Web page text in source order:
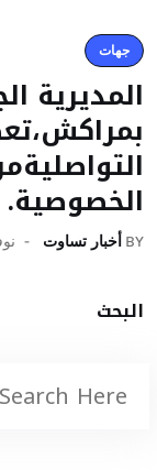
جهات
المديرية
الخصوصية.
BY أخبار تساوت
البحث